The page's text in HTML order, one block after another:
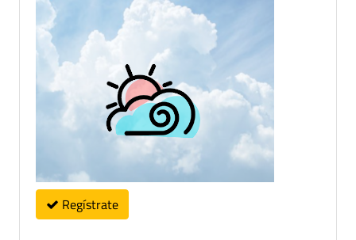
Regístrate